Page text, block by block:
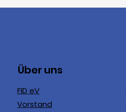
Über uns
FID eV
Vorstand